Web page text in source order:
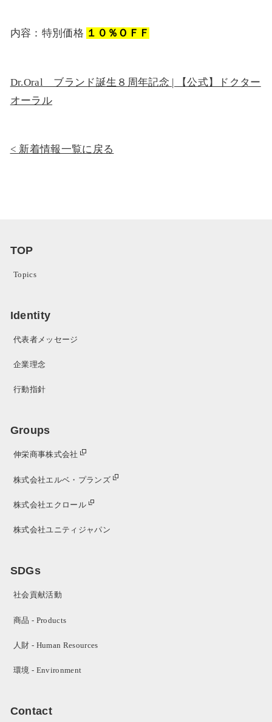
内容：特別価格 １０％ＯＦＦ
Dr.Oral ブランド誕生８周年記念 | 【公式】ドクター
オーラル
新着情報一覧に戻る
TOP
Topics
Identity
代表者メッセージ
企業理念
行動指針
Groups
伸栄商事株式会社
株式会社エルベ・プランズ
株式会社エクロール
株式会社ユニティジャパン
SDGs
社会貢献活動
商品 - Products
人財 - Human Resources
環境 - Environment
Contact